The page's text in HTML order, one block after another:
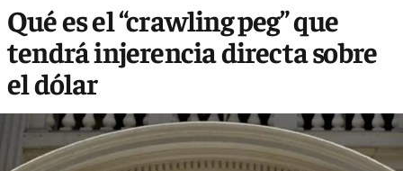
Qué es el “crawling peg” que
tendrá injerencia directa sobre
el dólar